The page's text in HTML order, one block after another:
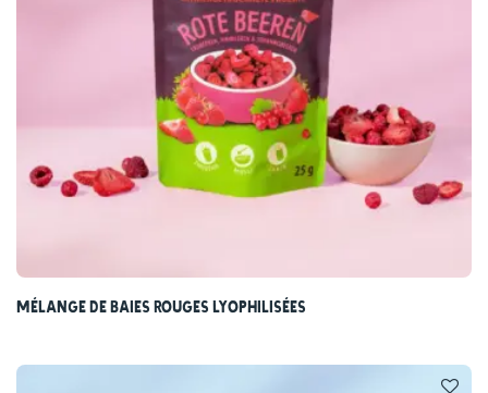
Mélange de baies rouges lyophilisées